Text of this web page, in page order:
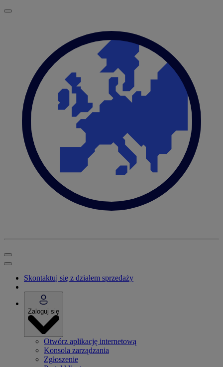
Skontaktuj się z działem sprzedaży
Zaloguj się
Otwórz aplikację internetową
Konsola zarządzania
Zgłoszenie